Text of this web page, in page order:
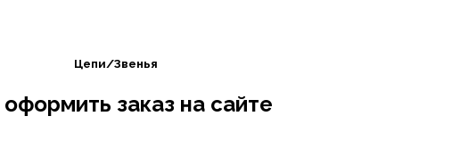
Цепи/Звенья
заказ на сайте